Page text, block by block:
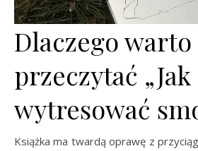
Dlaczego warto
przeczytać „Jak
wytresować
Książka ma twardą oprawę z